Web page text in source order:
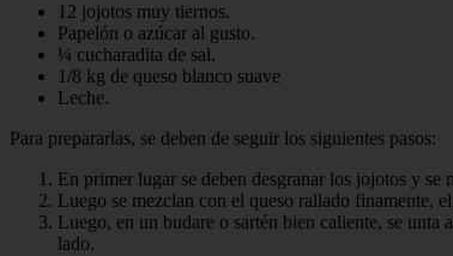
12 jojotos muy tiernos.
Papelón o azúcar al gusto.
¼ cucharadita de sal.
1/8 kg de queso blanco suave
Leche.
Para prepararlas, se deben de seguir los siguientes pasos:
En primer lugar se deben desgranar los jojotos y se
Luego se mezclan con el queso rallado finamente,
Luego, en un budare o sartén bien caliente, se
lado.